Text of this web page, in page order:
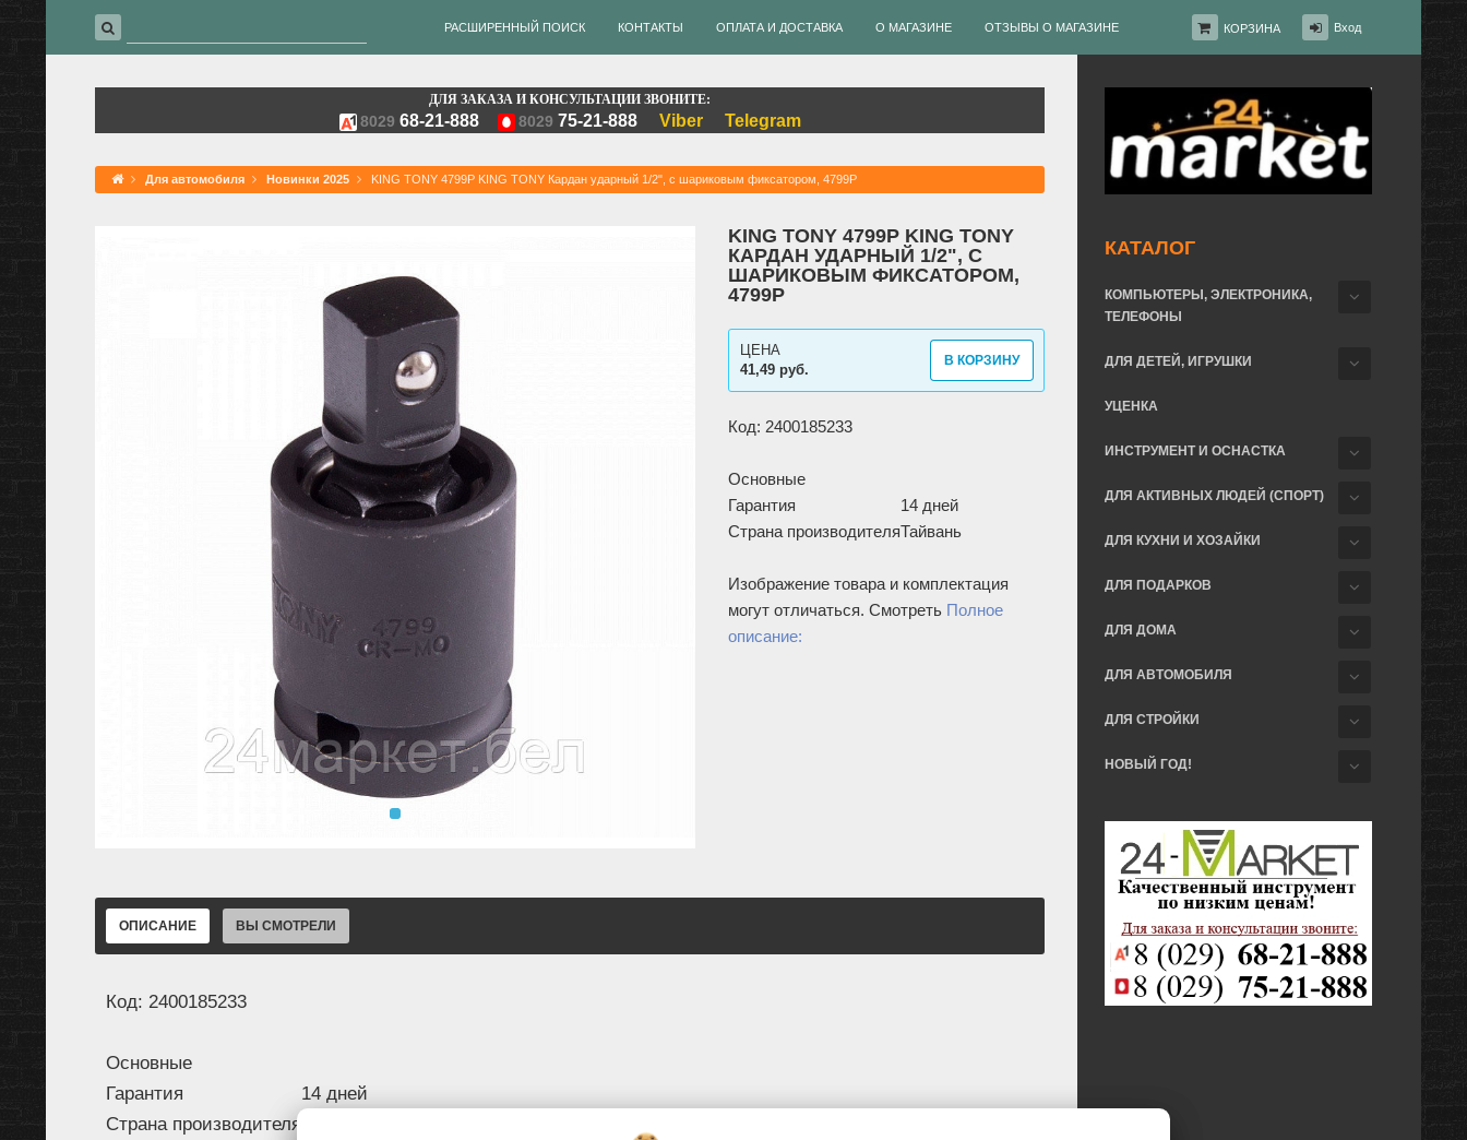
КОРЗИНА Вход
РАСШИРЕННЫЙ ПОИСК КОНТАКТЫ ОПЛАТА И ДОСТАВКА О МАГАЗИНЕ ОТЗЫВЫ О МАГАЗИНЕ
КАТАЛОГ
КОМПЬЮТЕРЫ, ЭЛЕКТРОНИКА,
ТЕЛЕФОНЫ
ДЛЯ ДЕТЕЙ, ИГРУШКИ
УЦЕНКА
ИНСТРУМЕНТ И ОСНАСТКА
ДЛЯ АКТИВНЫХ ЛЮДЕЙ (СПОРТ)
ДЛЯ КУХНИ И ХОЗАЙКИ
ДЛЯ ПОДАРКОВ
ДЛЯ ДОМА
ДЛЯ АВТОМОБИЛЯ
ДЛЯ СТРОЙКИ
НОВЫЙ ГОД!
ДЛЯ ЗАКАЗА И КОНСУЛЬТАЦИИ ЗВОНИТЕ:
8029 68-21-888 8029 75-21-888 Viber Telegram
Для автомобиля Новинки 2025 KING TONY 4799P KING TONY Кардан ударный 1/2", с шариковым фиксатором, 4799P
KING TONY 4799P KING TONY
КАРДАН УДАРНЫЙ 1/2", С
ШАРИКОВЫМ ФИКСАТОРОМ,
4799P
41,49 руб.
ЦЕНА
В КОРЗИНУ
Код: 2400185233
Основные
Гарантия
14 дней
Страна производителяТайвань
Изображение товара и комплектация
могут отличаться. Смотреть Полное
описание:
ОПИСАНИЕ ВЫ СМОТРЕЛИ
Код: 2400185233
Основные
Гарантия
14 дней
Страна производителя